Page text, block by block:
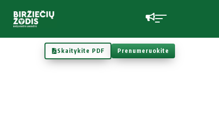
Skaitykite PDF Prenumeruokite